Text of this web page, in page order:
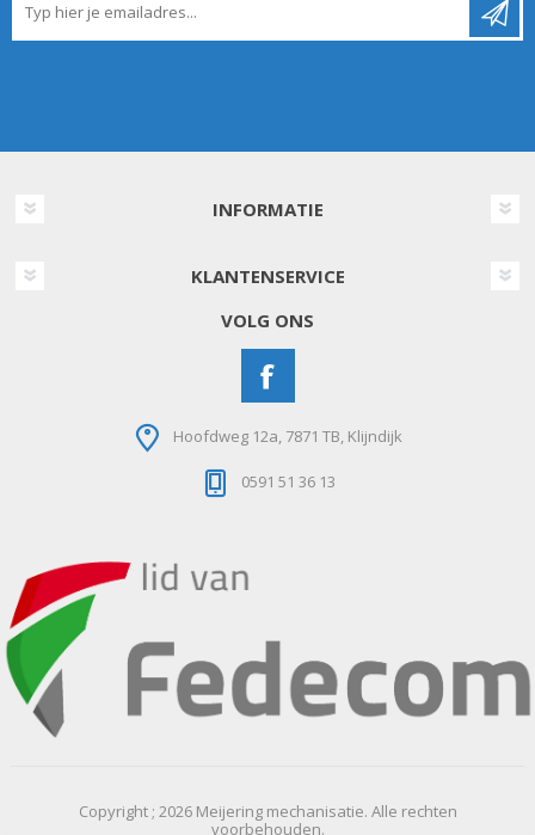
INFORMATIE
KLANTENSERVICE
VOLG ONS
Hoofdweg 12a, 7871 TB, Klijndijk
0591 51 36 13
Copyright ; 2026 Meijering mechanisatie. Alle rechten
voorbehouden.